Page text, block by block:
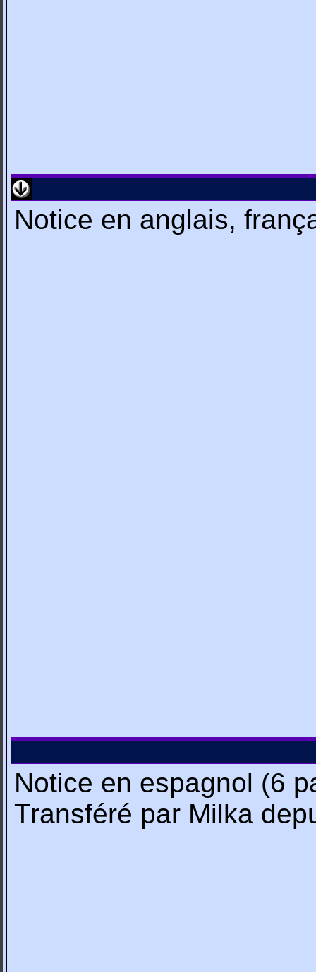
Notice en anglais,
Notice en espagnol (6
Transféré par Milka